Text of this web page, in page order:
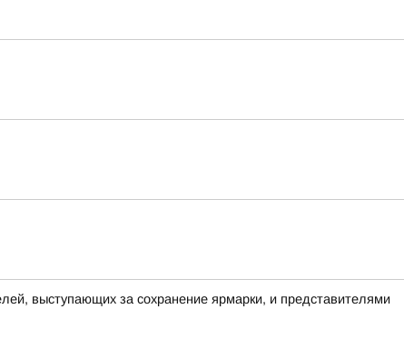
выступающих за сохранение ярмарки, и представителями